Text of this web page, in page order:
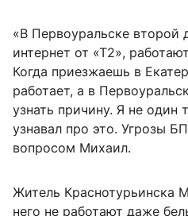
«В Первоуральске второй
интернет от «Т2»,
Когда приезжаешь в
работает, а в
узнать причину. Я не один
узнавал про это. Угрозы
вопросом Михаил.
Житель Краснотурьинска
него не работают даже